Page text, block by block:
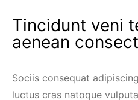
Tincidunt veni
aenean
Sociis consequat
luctus cras natoque